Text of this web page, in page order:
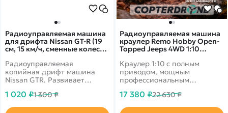
Радиоуправляемая машина
краулер Remo Hobby Open-
Topped Jeeps 4WD 1:10
Краулер 1:10 с полным
приводом, мощным
профессиональным
многорычажной подвеской.
17 380 ₽22 630 ₽
Радиоуправляемая машина
для дрифта Nissan GT-R (19
см, 15 км/ч, сменные колеса,
Радиоуправляемая
копийная дрифт машина
Nissan GTR. Развивает
комплекте присутствуют
1 020 ₽1 300 ₽